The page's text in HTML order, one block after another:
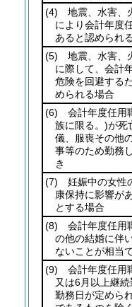
(4) 地震、水害、
により会計年度
あると認められ
(5) 地震、水害、
に際して、会計
危険を回避する
められる場合
(6) 会計年度任用
族に限る。)が死
儀、服喪その他
事等のため勤務
き
(7) 妊娠中の女性
康保持に影響が
とする場合
(8) 会計年度任用
の他の結婚に伴
ないことが相当
(9) 会計年度任用
又は6月以上継
勤務日が定めら